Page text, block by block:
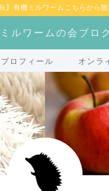
】有機ミルワームこちらから販
ルワームの会ブロ
プロフィール オンラ